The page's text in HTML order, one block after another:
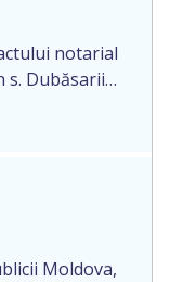
(licența nr.
notarial
s. Dubăsarii
de
Petru
Moldova,